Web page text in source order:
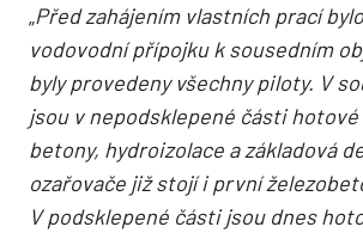
„Před zahájením vlastních prací
vodovodní přípojku k sousedním
byly provedeny všechny piloty. V
jsou v nepodsklepené části
betony, hydroizolace a základová
ozařovače již stojí i první
V podsklepené části jsou dnes